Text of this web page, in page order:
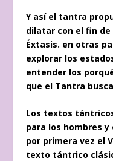
Y así el tantra
dilatar con el fin
Éxtasis. en otras
explorar los
entender los
que el Tantra
Los textos
para los hombres y
por primera vez el
texto tántrico